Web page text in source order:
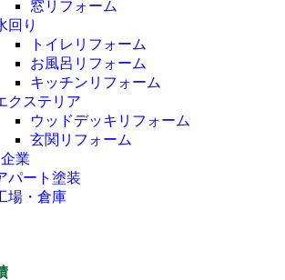
窓リフォーム
回り
トイレリフォーム
お風呂リフォーム
キッチンリフォーム
クステリア
ウッドデッキリフォーム
玄関リフォーム
業
パート塗装
場・倉庫